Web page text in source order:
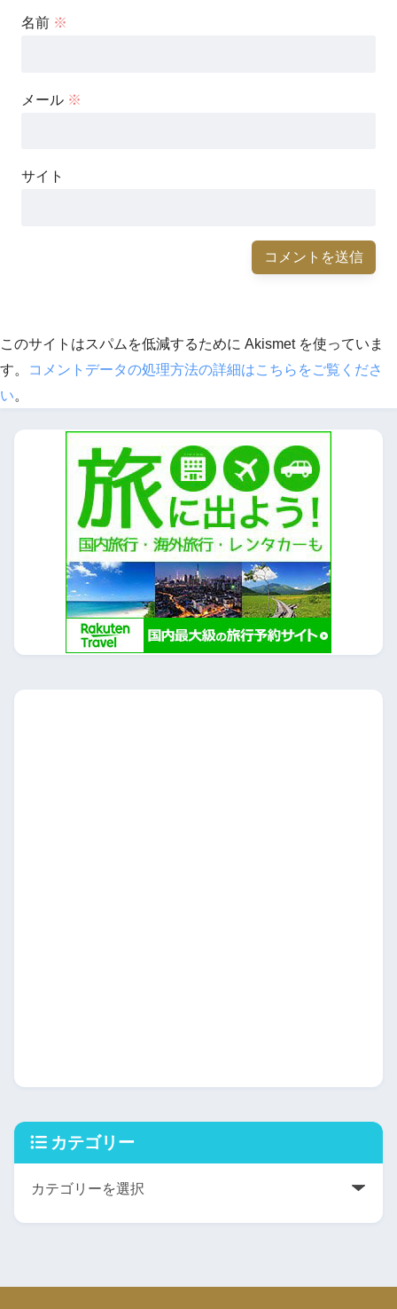
名前 ※
メール ※
サイト
このサイトはスパムを低減するために Akismet を使っていま
す。
コメントデータの処理方法の詳細はこちらをご覧くださ
い。
カテゴリー